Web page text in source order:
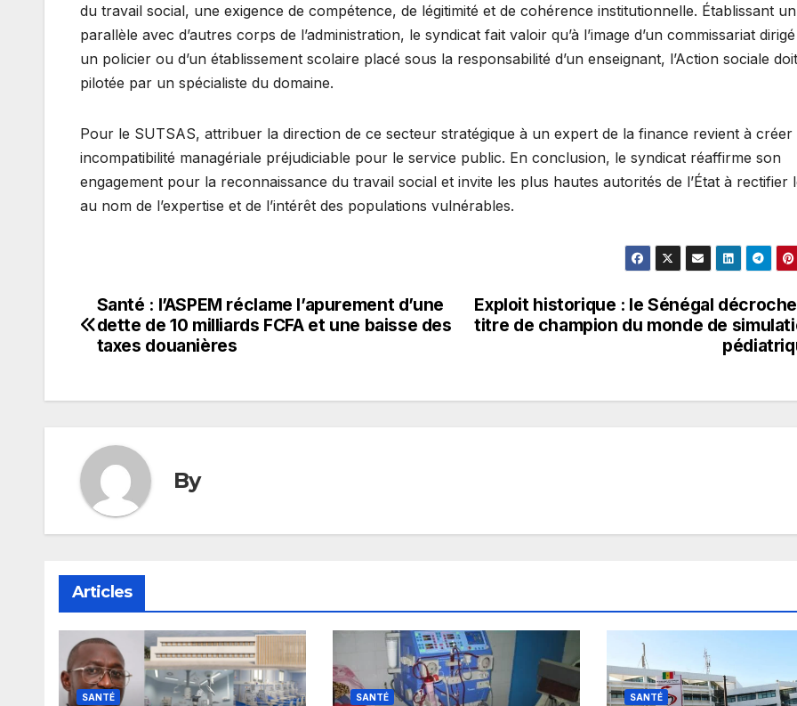
du travail social, une exigence de compétence, de légitimité et de cohérence institutionnelle. Établissant un
parallèle avec d’autres corps de l’administration, le syndicat fait valoir qu’à l’image d’un commissariat
un policier ou d’un établissement scolaire placé sous la responsabilité d’un enseignant, l’Action sociale
pilotée par un spécialiste du domaine.
Pour le SUTSAS, attribuer la direction de ce secteur stratégique à un expert de la finance revient à créer
incompatibilité managériale préjudiciable pour le service public. En conclusion, le syndicat réaffirme son
engagement pour la reconnaissance du travail social et invite les plus hautes autorités de l’État à rectifier
au nom de l’expertise et de l’intérêt des populations vulnérables.
Navigation
de
Exploit historique : le Sénégal
titre de champion du monde de
Santé : l’ASPEM réclame l’apurement d’une
dette de 10 milliards FCFA et une baisse des
taxes douanières
By
Articles
SANTÉ SANTÉ SANTÉ